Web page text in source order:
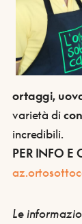
ortaggi,
varietà di
incredibili.
PER INFO E
Le